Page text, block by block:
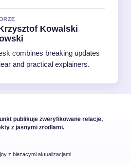
Kowalski
combines breaking updates
and practical explainers.
publikuje zweryfikowane relacje,
z jasnymi zrodlami.
z biezacymi aktualizacjami.